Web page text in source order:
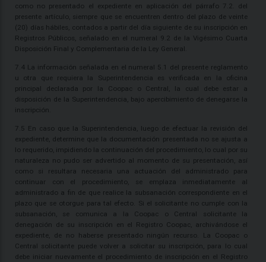
como no presentado el expediente en aplicación del párrafo 7.2. del
presente artículo, siempre que se encuentren dentro del plazo de veinte
(20) días hábiles, contados a partir del día siguiente de su inscripción en
Registros Públicos, señalado en el numeral 9.2 de la Vigésimo Cuarta
Disposición Final y Complementaria de la Ley General.
7.4 La información señalada en el numeral 5.1 del presente reglamento
u otra que requiera la Superintendencia es verificada en la oficina
principal declarada por la Coopac o Central, la cual debe estar a
disposición de la Superintendencia, bajo apercibimiento de denegarse la
inscripción.
7.5 En caso que la Superintendencia, luego de efectuar la revisión del
expediente, determine que la documentación presentada no se ajusta a
lo requerido, impidiendo la continuación del procedimiento, lo cual por su
naturaleza no pudo ser advertido al momento de su presentación, así
como si resultara necesaria una actuación del administrado para
continuar con el procedimiento, se emplaza inmediatamente al
administrado a fin de que realice la subsanación correspondiente en el
plazo que se otorgue para tal efecto. Si el solicitante no cumple con la
subsanación, se comunica a la Coopac o Central solicitante la
denegación de su inscripción en el Registro Coopac, archivándose el
expediente, de no haberse presentado ningún recurso. La Coopac o
Central solicitante puede volver a solicitar su inscripción, para lo cual
debe iniciar nuevamente el procedimiento de inscripción en el Registro